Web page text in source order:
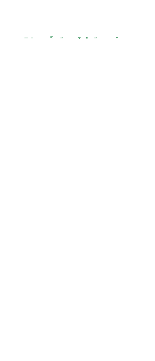
บริษัท เคเอ็นพี เทคโนโลยี แอนด์